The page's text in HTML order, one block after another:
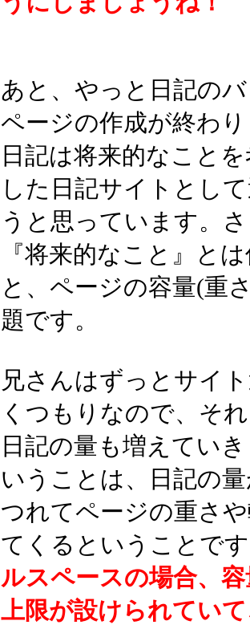
あと、やっと日記の
ページの作成が終わ
日記は将来的なこと
した日記サイトとし
うと思っています。
『将来的なこと』と
と、ページの容量(重
題です。
兄さんはずっとサイ
くつもりなので、そ
日記の量も増えてい
いうことは、日記の
つれてページの重さ
てくるということで
ルスペースの場合、
上限が設けられてい